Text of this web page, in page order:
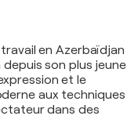
en Azerbaïdjan
son plus jeune
et le
aux techniques
dans des